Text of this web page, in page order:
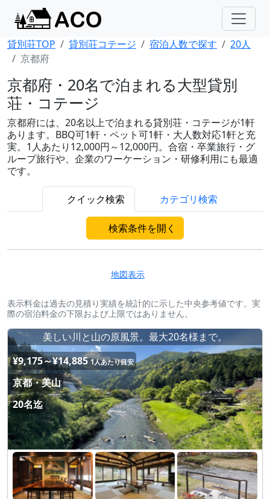
貸別荘TOP 貸別荘コテージ 宿泊人数で探す
20人
京都府
京都府・20名で泊まれる大型貸別
荘・コテージ
京都府には、20名以上で泊まれる貸別荘・コテージが1軒
あります。BBQ可1軒・ペット可1軒・大人数対応1軒と充
実。1人あたり12,000円～12,000円。合宿・卒業旅行・グ
ループ旅行や、企業のワーケーション・研修利用にも最適
です。
クイック検索 カテゴリ検索
検索条件を開く
地図表示
表示料金は過去の見積り実績を統計的に示した中央参考値です。実
際の宿泊料金の下限および上限ではありません。
美しい川と山の原風景。最大20名様まで。
¥9,175～¥14,885 1人あたり目安
京都・美山
20名迄